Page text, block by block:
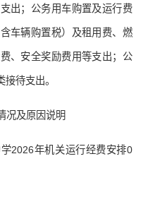
出；公务用车购置及运行费
车辆购置税）及租用费、燃
、安全奖励费用等支出；公
待支出。
况及原因说明
2026年机关运行经费安排0